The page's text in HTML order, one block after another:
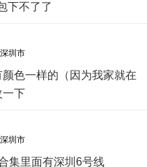
下不了了
圳市
色一样的（因为我家就在
一下
圳市
集里面有深圳6号线